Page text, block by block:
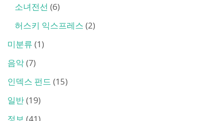
소녀전선 (6)
허스키 익스프레스 (2)
미분류 (1)
음악(7)
인덱스 펀드 (15)
일반(19)
정보 (41)